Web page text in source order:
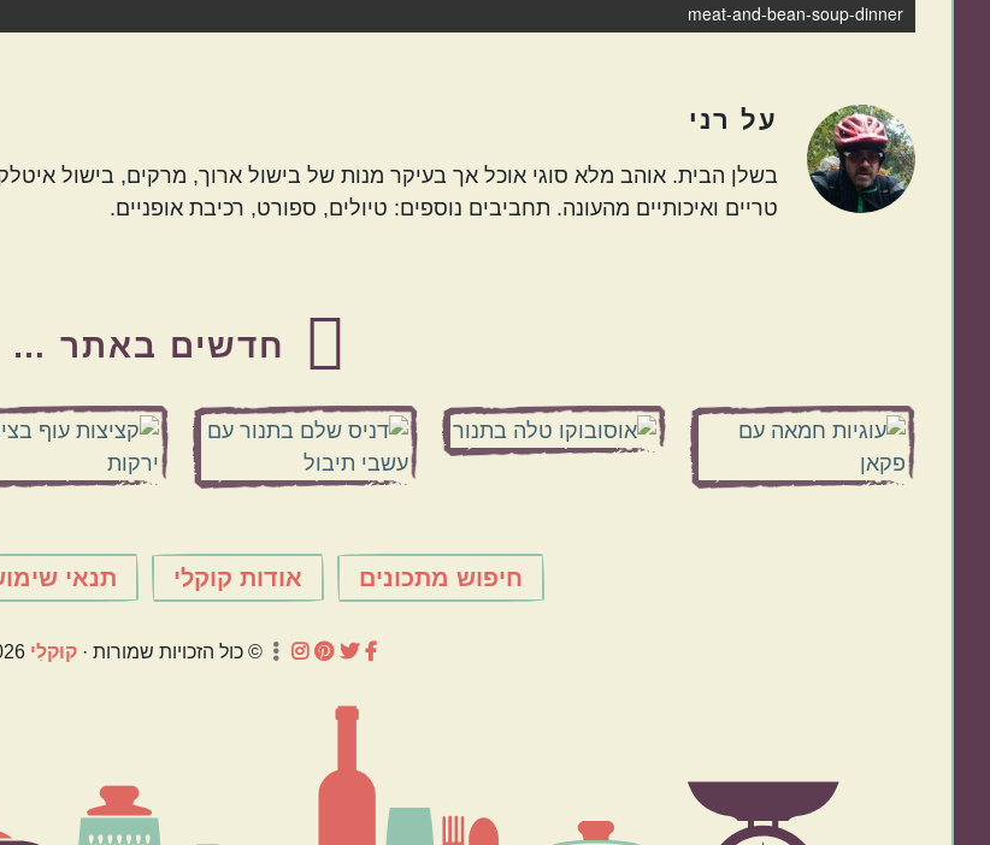
meat-and-bean-soup-dinner
על רני
בשלן הבית. אוהב מלא סוגי אוכל אך בעיקר מנות של בישול ארוך, מרקים, בישול
טריים ואיכותיים מהעונה. תחביבים נוספים: טיולים, ספורט, רכיבת אופניים.
חדשים באתר …
חיפוש מתכונים אודות קוקלי תנאי
© כול הזכויות שמורות · קוּקלִי